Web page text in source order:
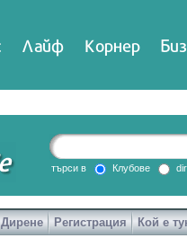
Лайф Корнер
DirTV Impressio
търси в Клубове
Дирене Регистрация Кой е